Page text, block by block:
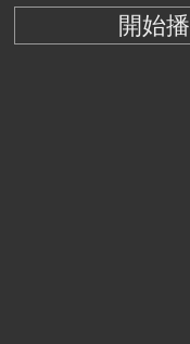
開始